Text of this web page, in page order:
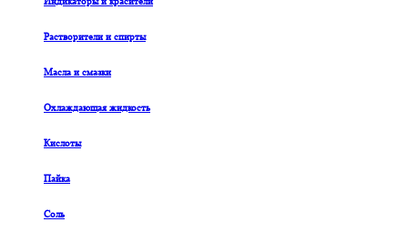
Растворители и спирты
Масла и смазки
Охлаждающая жидкость
Кислоты
Пайка
Соль